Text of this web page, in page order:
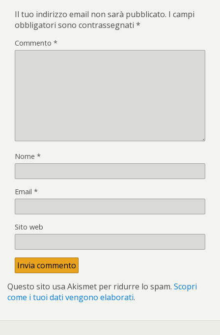
Il tuo indirizzo email non sarà pubblicato. I campi
obbligatori sono contrassegnati *
Commento *
Nome *
Email *
Sito web
Questo sito usa Akismet per ridurre lo spam. Scopri
come i tuoi dati vengono elaborati.